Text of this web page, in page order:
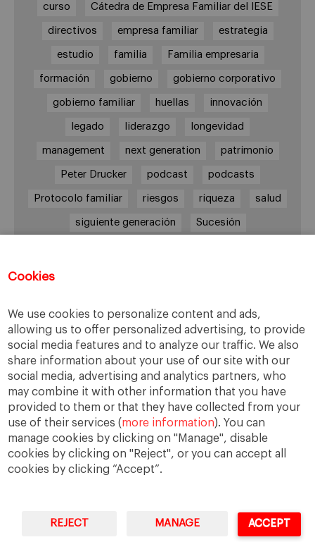
Cookies
We use cookies to personalize content and ads,
allowing us to offer personalized advertising, to provide
social media features and to analyze our traffic. We also
share information about your use of our site with our
social media, advertising and analytics partners, who
may combine it with other information that you have
provided to them or that they have collected from your
use of their services (more information). You can
manage cookies by clicking on "Manage", disable
cookies by clicking on "Reject", or you can accept all
cookies by clicking “Accept”.
REJECT MANAGE ACCEPT
curso Cátedra de Empresa Familiar del IESE
directivos empresa familiar estrategia
estudio familia Familia empresaria
formación gobierno gobierno corporativo
gobierno familiar huellas innovación
legado liderazgo longevidad
management next generation patrimonio
Peter Drucker podcast podcasts
Protocolo familiar riesgos riqueza salud
siguiente generación Sucesión
Enlaces
Cátedra de Empresa Familiar
IESE Insight
University of Navarra